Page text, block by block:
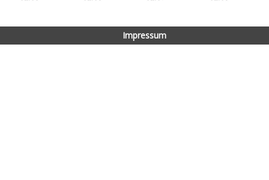
Impressum